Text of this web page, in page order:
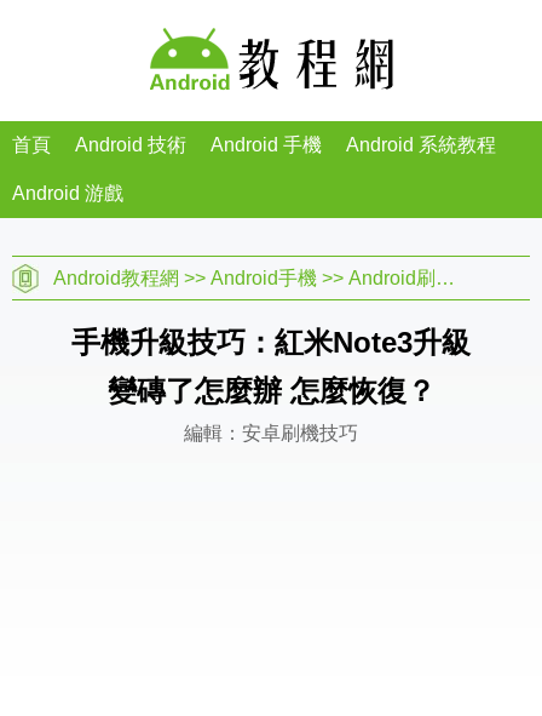
首頁 Android 技術 Android 手機 Android 系統教程
Android 游戲
Android教程網 >> Android手機 >> Android刷機教程
手機升級技巧：紅米Note3升級
變磚了怎麼辦 怎麼恢復？
編輯：安卓刷機技巧